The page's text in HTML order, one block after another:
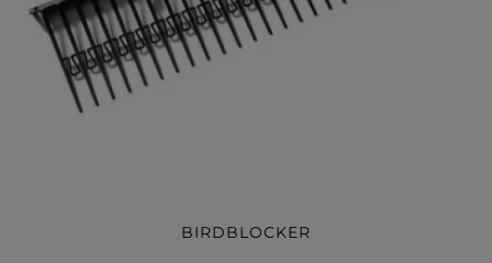
BIRDBLOCKER